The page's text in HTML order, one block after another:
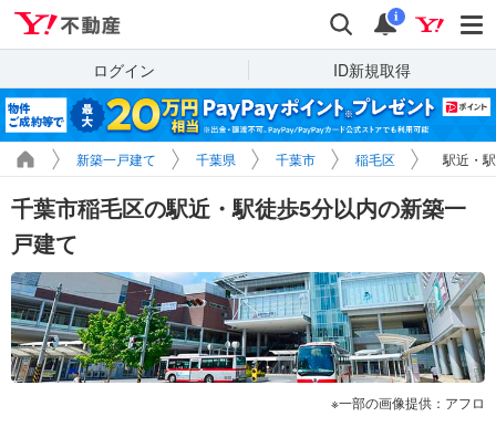
検索 通知
i
ログイン ID新規取得
新築一戸建て 千葉県 千葉市 稲毛区 駅近・
千葉市稲毛区の駅近・駅徒歩5分以内の新築一
戸建て
一部の画像提供：アフロ